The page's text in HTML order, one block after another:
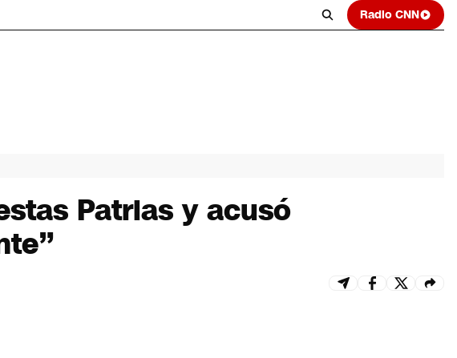
Radio CNN
Patrias y acusó